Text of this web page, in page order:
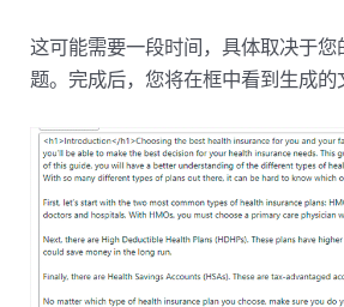
这可能需要一段时间，具体取决于您
题。完成后，您将在框中看到生成的